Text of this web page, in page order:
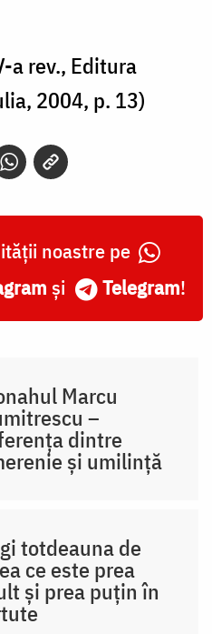
a rev., Editura
2004, p. 13)
noastre pe
și Telegram!
Marcu
–
dintre
și umilință
totdeauna de
ce este prea
și prea puțin în